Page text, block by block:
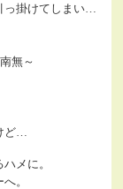
掛けてしまい…
無～
ど…
メに。
。